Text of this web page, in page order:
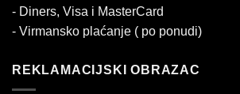
- Diners, Visa i MasterCard
- Virmansko plaćanje ( po ponudi)
REKLAMACIJSKI OBRAZAC